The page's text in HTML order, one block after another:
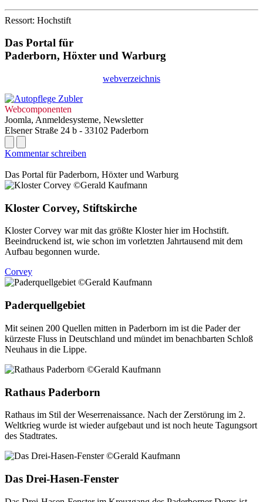
Ressort: Hochstift
Das Portal für
Paderborn, Höxter und Warburg
webverzeichnis
Webcomponenten
Joomla, Anmeldesysteme, Newsletter
Elsener Straße 24 b - 33102 Paderborn
Kommentar schreiben
Das Portal fürPaderborn, Höxterund Warburg
Kloster Corvey, Stiftskirche
Kloster Corvey war mit das größte Kloster hier im Hochstift.
Beeindruckend ist, wie schon im vorletzten Jahrtausend mit dem
Aufbau begonnen wurde.
Corvey
Paderquellgebiet
Mit seinen 200 Quellen mitten in Paderborn im ist die Pader der
kürzeste Fluss in Deutschland und mündet im benachbarten Schloß
Neuhaus in die Lippe.
Rathaus Paderborn
Rathaus im Stil der Weserrenaissance. Nach der Zerstörung im 2.
Weltkrieg wurde ist wieder aufgebaut und ist noch heute Tagungsort
des Stadtrates.
Das Drei-Hasen-Fenster